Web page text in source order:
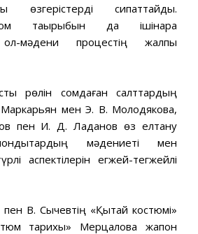
өзгерістерді сипаттайды.
тақырыбын да ішінара
ол-мәдени процестің жалпы
рөлін сомдаған салттардың
мен Э. В. Молодякова,
пен И. Д. Ладанов өз елтану
мәдениеті мен
аспектілерін егжей-тегжейлі
пен В. Сычевтің «Қытай костюмі»
тарихы» Мерцалова жапон